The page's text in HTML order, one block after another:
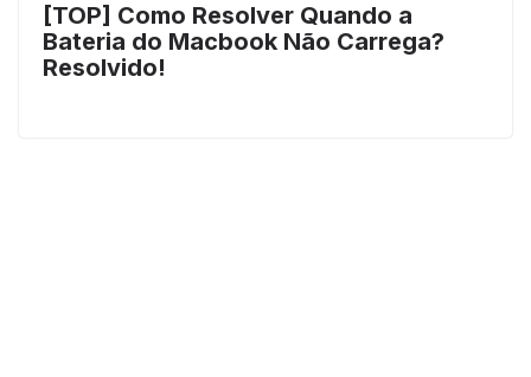
[TOP] Como Resolver Quando a
Bateria do Macbook Não Carrega?
Resolvido!